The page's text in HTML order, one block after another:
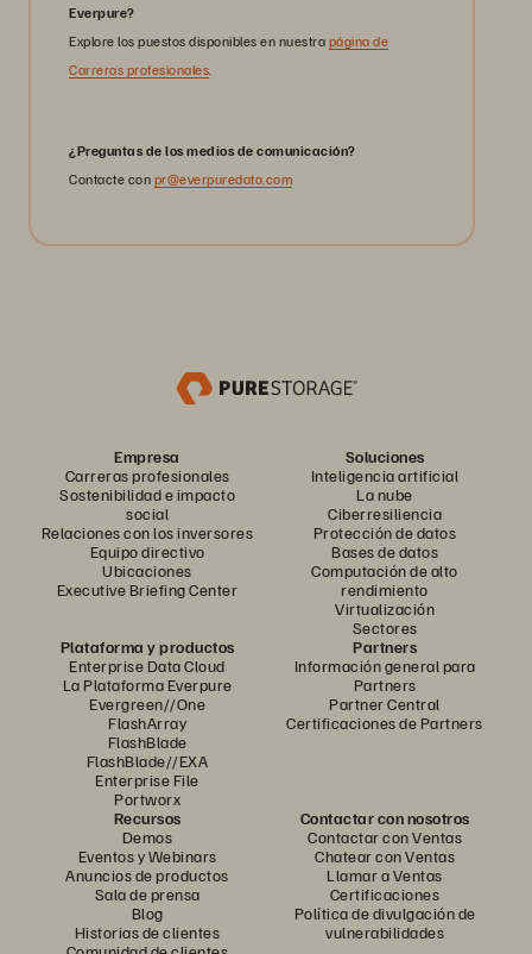
Everpure?
Explore los puestos disponibles en nuestra página de
Carreras profesionales.
¿Preguntas de los medios de comunicación?
Contacte con pr@everpuredata.com
Empresa
Carreras profesionales
Sostenibilidad e impacto
social
Relaciones con los inversores
Equipo directivo
Ubicaciones
Executive Briefing Center
Soluciones
Inteligencia artificial
La nube
Ciberresiliencia
Protección de datos
Bases de datos
Computación de alto
rendimiento
Virtualización
Sectores
Plataforma y productos
Enterprise Data Cloud
La Plataforma Everpure
Evergreen//One
FlashArray
FlashBlade
FlashBlade//EXA
Enterprise File
Portworx
Partners
Información general para
Partners
Partner Central
Certificaciones de Partners
Recursos
Demos
Eventos y Webinars
Anuncios de productos
Sala de prensa
Blog
Historias de clientes
Contactar con nosotros
Contactar con Ventas
Chatear con Ventas
Llamar a Ventas
Certificaciones
Política de divulgación de
vulnerabilidades